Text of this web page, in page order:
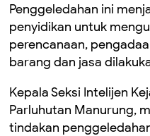
Penggeledahan ini
penyidikan untuk
perencanaan,
barang dan jasa
Kepala Seksi Intelijen
Parluhutan Manurung,
tindakan